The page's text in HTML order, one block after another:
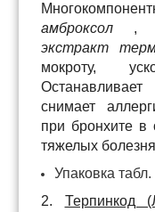
амброксол ,
экстракт
мокроту,
снимает
при бронхите в
тяжелых
Упаковка
2. Терпинкод